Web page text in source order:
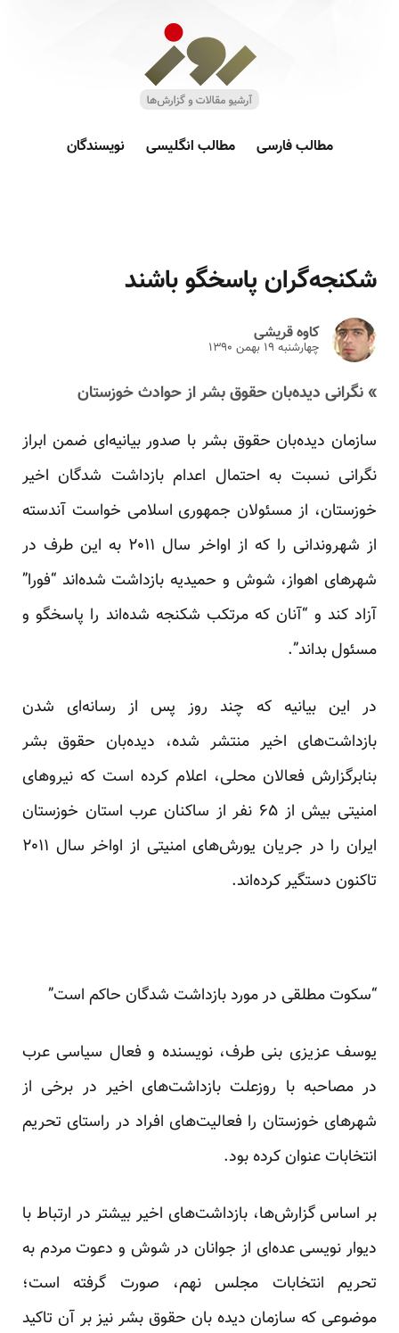
مطالب فارسی مطالب انگلیسی نویسندگان
شکنجه‌گران پاسخگو باشند
کاوه قریشی
چهارشنبه ۱۹ بهمن ۱۳۹۰
» نگرانی دیده‌بان حقوق بشر از حوادث خوزستان
سازمان دیده‌بان حقوق بشر با صدور بیانیه‌ای ضمن ابراز
نگرانی نسبت به احتمال اعدام بازداشت شدگان اخیر
خوزستان، از مسئولان جمهوری اسلامی خواست آندسته
از شهروندانی را که از اواخر سال ۲۰۱۱ به این‌ طرف در
شهرهای اهواز، شوش و حمیدیه بازداشت شده‌اند “فورا”
آزاد کند و “آنان که مرتکب شکنجه شده‌اند را پاسخگو و
مسئول بداند”.
در این بیانیه که چند روز پس از رسانه‌ای شدن
بازداشت‌های اخیر منتشر شده، دیده‌بان حقوق بشر
بنابرگزارش فعالان محلی، اعلام کرده است که نیروهای
امنیتی بیش از ۶۵ نفر از ساکنان عرب استان خوزستان
ایران را در جریان یورش‌های امنیتی از اواخر سال ۲۰۱۱
تاکنون دستگیر کرده‌اند.
“سکوت مطلقی در مورد بازداشت شدگان حاکم است”
یوسف عزیزی بنی طرف، نویسنده و فعال سیاسی عرب
در مصاحبه با روزعلت بازداشت‌های اخیر در برخی از
شهرهای خوزستان را فعالیت‌های افراد در راستای تحریم
انتخابات عنوان کرده بود.
بر اساس گزارش‌ها، بازداشت‌های اخیر بیشتر در ارتباط با
دیوار نویسی عده‌ای از جوانان در شوش و دعوت مردم به
تحریم انتخابات مجلس نهم، صورت گرفته است؛
موضوعی که سازمان دیده بان حقوق بشر نیز بر آن تاکید